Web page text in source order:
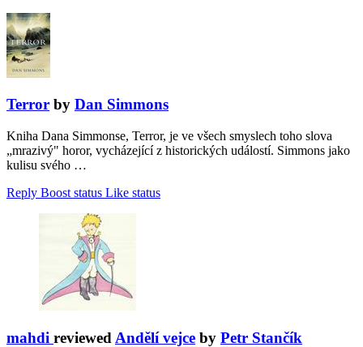
Terror by Dan Simmons
Kniha Dana Simmonse, Terror, je ve všech smyslech toho slova
„mrazivý" horor, vycházející z historických událostí. Simmons jako
kulisu svého …
Reply Boost status Like status
mahdi reviewed Andělí vejce by Petr Stančík